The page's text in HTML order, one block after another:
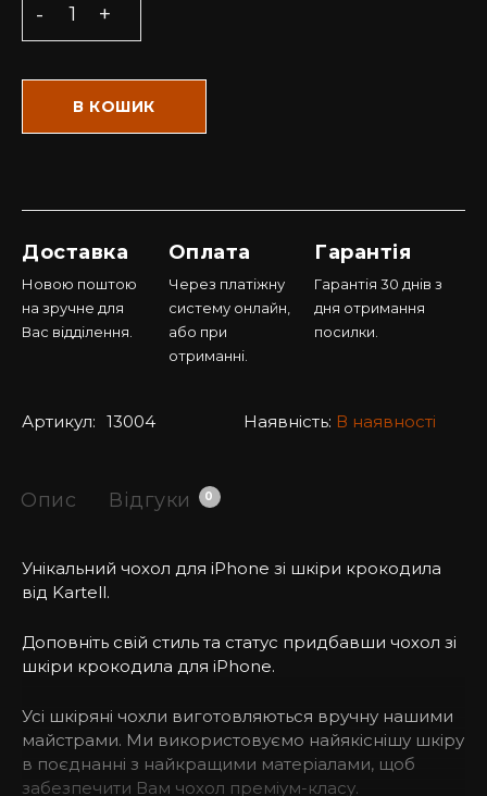
В КОШИК
Доставка
Новою поштою
на зручне для
Вас відділення.
Оплата
Через платіжну
систему онлайн,
або при
отриманні.
Гарантія
Гарантія 30 днів з
дня отримання
посилки.
Артикул: 13004 Наявність: В наявності
Опис Відгуки 0
Унікальний чохол для iPhone зі шкіри крокодила
від Kartell.
Доповніть свій стиль та статус придбавши чохол зі
шкіри крокодила для iPhone.
Усі шкіряні чохли виготовляються вручну нашими
майстрами. Ми використовуємо найякіснішу шкіру
в поєднанні з найкращими матеріалами, щоб
забезпечити Вам чохол преміум-класу.